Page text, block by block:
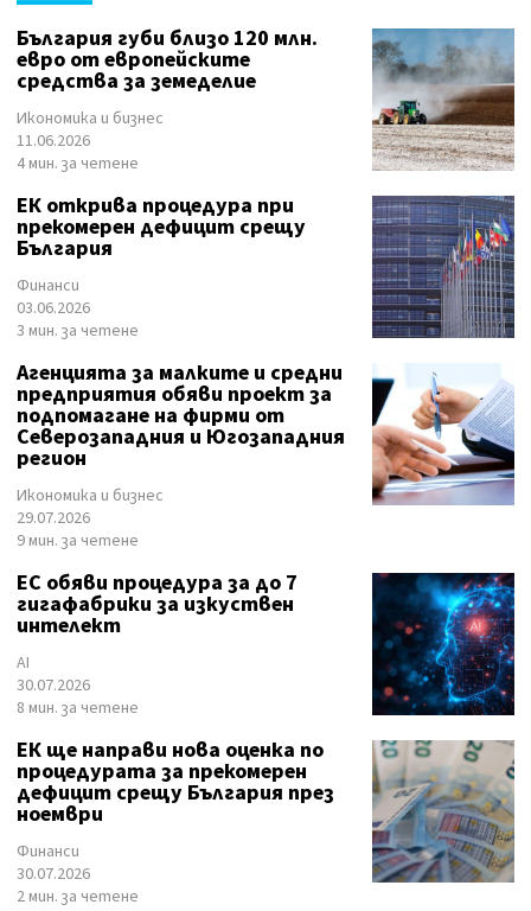
България губи близо 120 млн.
евро от европейските
средства за земеделие
Икономика и бизнес
11.06.2026
4 мин. за четене
ЕК открива процедура при
прекомерен дефицит срещу
България
Финанси
03.06.2026
3 мин. за четене
Агенцията за малките и средни
предприятия обяви проект за
подпомагане на фирми от
Северозападния и Югозападния
регион
Икономика и бизнес
29.07.2026
9 мин. за четене
ЕС обяви процедура за до 7
гигафабрики за изкуствен
интелект
AI
30.07.2026
8 мин. за четене
ЕК ще направи нова оценка по
процедурата за прекомерен
дефицит срещу България през
ноември
Финанси
30.07.2026
2 мин. за четене